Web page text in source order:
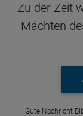
Zu der Zeit
Mächten
Gute Nachricht